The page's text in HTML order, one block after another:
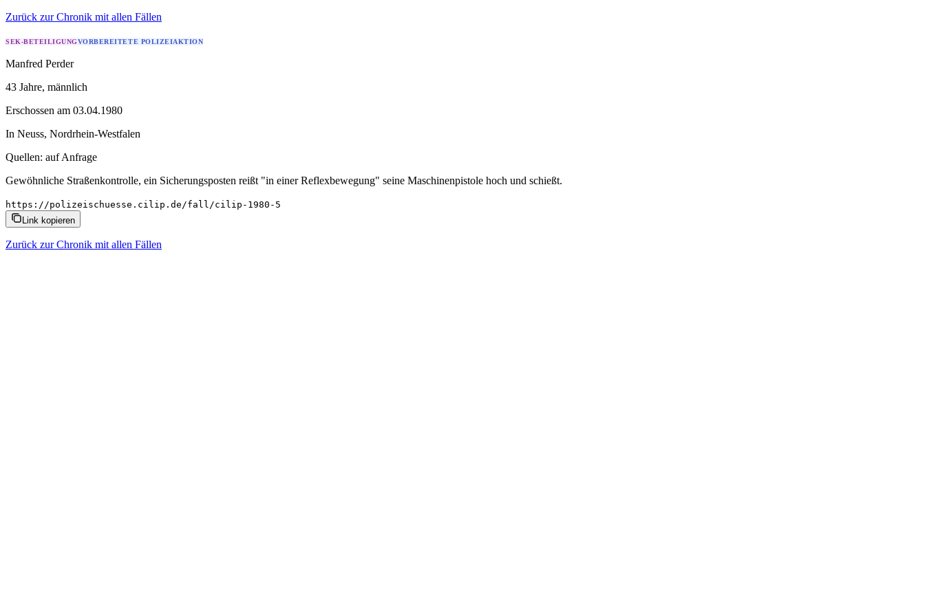
Zurück zur Chronik mit allen Fällen
SEK-BETEILIGUNGVORBEREITETE POLIZEIAKTION
Manfred Perder
43 Jahre, männlich
Erschossen am 03.04.1980
In Neuss, Nordrhein-Westfalen
Quellen: auf Anfrage
Gewöhnliche Straßenkontrolle, ein Sicherungsposten reißt "in einer Reflexbewegung" seine Maschinenpistole hoch und schießt.
https://polizeischuesse.cilip.de/fall/cilip-1980-5
Link kopieren
Zurück zur Chronik mit allen Fällen